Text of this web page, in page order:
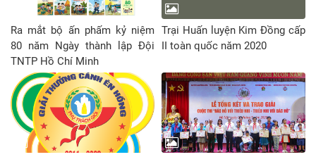
Ra mắt bộ ấn phấm kỷ niệm
80 năm Ngày thành lập Đội
TNTP Hồ Chí Minh
Trại Huấn luyện Kim Đồng cấp
II toàn quốc năm 2020